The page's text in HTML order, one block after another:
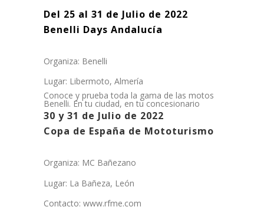
Del 25 al 31 de Julio de 2022
Benelli Days Andalucía
Organiza: Benelli
Lugar: Libermoto, Almería
Conoce y prueba toda la gama de las motos
Benelli. En tu ciudad, en tu concesionario
30 y 31 de Julio de 2022
Copa de España de Mototurismo
Organiza: MC Bañezano
Lugar: La Bañeza, León
Contacto: www.rfme.com